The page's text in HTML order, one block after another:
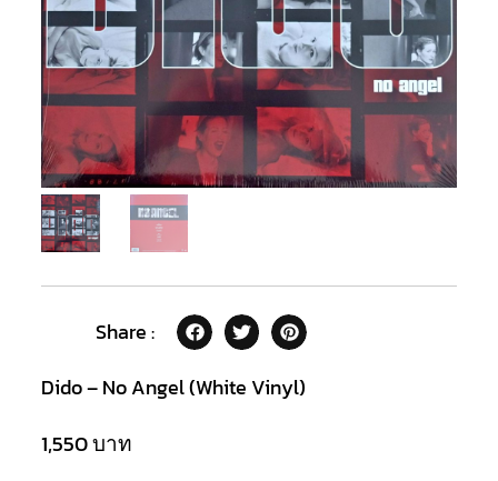
Share :
Dido – No Angel (White Vinyl)
1,550บาท